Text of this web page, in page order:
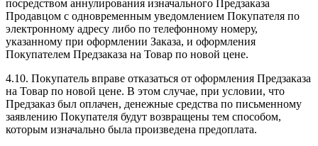
посредством аннулирования изначального Предзаказа
Продавцом с одновременным уведомлением Покупателя по
электронному адресу либо по телефонному номеру,
указанному при оформлении Заказа, и оформления
Покупателем Предзаказа на Товар по новой цене.
4.10. Покупатель вправе отказаться от оформления Предзаказа
на Товар по новой цене. В этом случае, при условии, что
Предзаказ был оплачен, денежные средства по письменному
заявлению Покупателя будут возвращены тем способом,
которым изначально была произведена предоплата.